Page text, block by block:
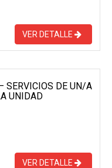
VER DETALLE
SERVICIOS DE UN/A
UNIDAD
VER DETALLE